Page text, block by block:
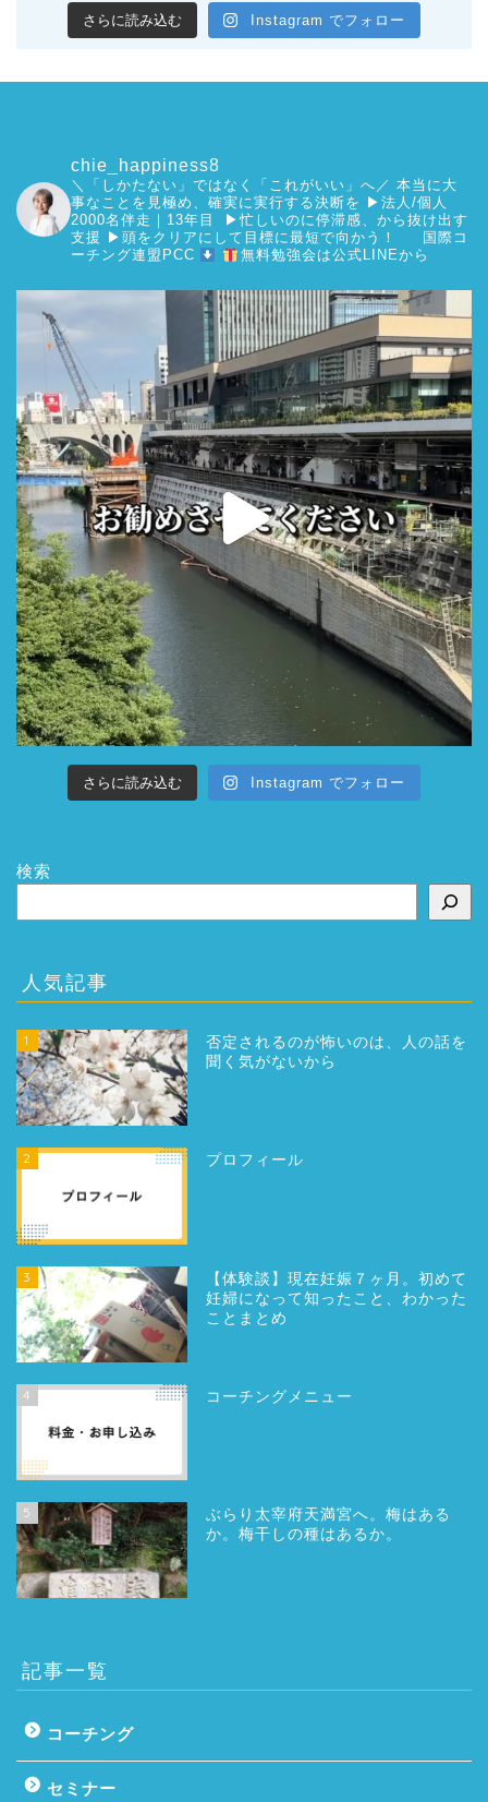
さらに読み込む Instagram でフォロー
chie_happiness8
＼「しかたない」ではなく「これがいい」へ／ 本当に大
事なことを見極め、確実に実行する決断を ▶︎法人/個人
2000名伴走｜13年目 ▶︎忙しいのに停滞感、から抜け出す
支援 ▶︎頭をクリアにして目標に最短で向かう！
国際コ
ーチング連盟PCC
無料勉強会は公式LINEから
さらに読み込む Instagram でフォロー
検索
人気記事
1
否定されるのが怖いのは、人の話を
聞く気がないから
2 プロフィール
3
【体験談】現在妊娠７ヶ月。初めて
妊婦になって知ったこと、わかった
ことまとめ
4 コーチングメニュー
5
ぶらり太宰府天満宮へ。梅はある
か。梅干しの種はあるか。
記事一覧
コーチング
セミナー